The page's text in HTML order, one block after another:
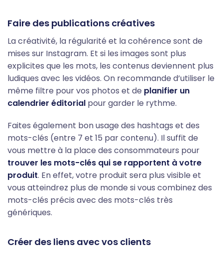
Faire des publications créatives
La créativité, la régularité et la cohérence sont de
mises sur Instagram. Et si les images sont plus
explicites que les mots, les contenus deviennent plus
ludiques avec les vidéos. On recommande d’utiliser le
même filtre pour vos photos et de planifier un
calendrier éditorial pour garder le rythme.
Faites également bon usage des hashtags et des
mots-clés (entre 7 et 15 par contenu). Il suffit de
vous mettre à la place des consommateurs pour
trouver les mots-clés qui se rapportent à votre
produit. En effet, votre produit sera plus visible et
vous atteindrez plus de monde si vous combinez des
mots-clés précis avec des mots-clés très
génériques.
Créer des liens avec vos clients